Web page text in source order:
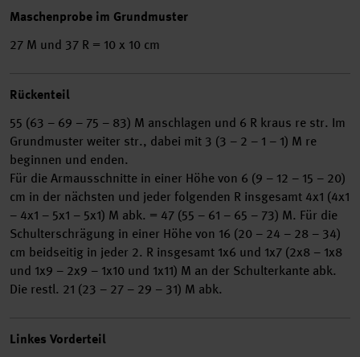
Maschenprobe im Grundmuster
27 M und 37 R = 10 x 10 cm
Rückenteil
55 (63 – 69 – 75 – 83) M anschlagen und 6 R kraus re str. Im
Grundmuster weiter str., dabei mit 3 (3 – 2 – 1 – 1) M re
beginnen und enden.
Für die Armausschnitte in einer Höhe von 6 (9 – 12 – 15 – 20)
cm in der nächsten und jeder folgenden R insgesamt 4x1 (4x1
– 4x1 – 5x1 – 5x1) M abk. = 47 (55 – 61 – 65 – 73) M. Für die
Schulterschrägung in einer Höhe von 16 (20 – 24 – 28 – 34)
cm beidseitig in jeder 2. R insgesamt 1x6 und 1x7 (2x8 – 1x8
und 1x9 – 2x9 – 1x10 und 1x11) M an der Schulterkante abk.
Die restl. 21 (23 – 27 – 29 – 31) M abk.
Linkes Vorderteil